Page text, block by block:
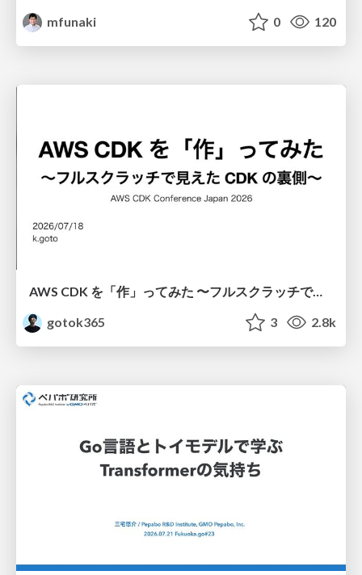
mfunaki
0 120
AWS CDK を「作」ってみた 〜フルスクラッチで見えた CDK の裏側〜 / aws-cdk-from-scratch
gotok365
3 2.8k